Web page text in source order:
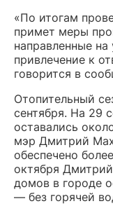
«По итогам
примет меры
направленные
привлечение к
говорится в
Отопительный
сентября. На 29
оставались
мэр Дмитрий
обеспечено
октября
домов в городе
— без горячей